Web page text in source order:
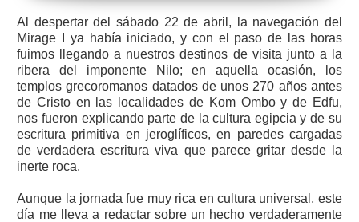
Al despertar del sábado 22 de abril, la navegación del
Mirage I ya había iniciado, y con el paso de las horas
fuimos llegando a nuestros destinos de visita junto a la
ribera del imponente Nilo; en aquella ocasión, los
templos grecoromanos datados de unos 270 años antes
de Cristo en las localidades de Kom Ombo y de Edfu,
nos fueron explicando parte de la cultura egipcia y de su
escritura primitiva en jeroglíficos, en paredes cargadas
de verdadera escritura viva que parece gritar desde la
inerte roca.
Aunque la jornada fue muy rica en cultura universal, este
día me lleva a redactar sobre un hecho verdaderamente